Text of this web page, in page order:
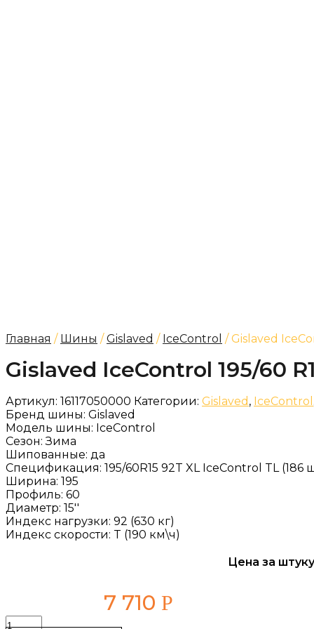
Главная / Шины /Gislaved / IceControl / Gislaved
Gislaved IceControl 195/60
Артикул: 16117050000 Категории: Gislaved , IceControl
Бренд шины: Gislaved
Модель шины: IceControl
Сезон:Зима
Шипованные: да
Спецификация: 195/60R15 92T XL IceControl TL (186
Ширина: 195
Профиль: 60
Диаметр: 15''
Индекс нагрузки: 92 (630 кг)
Индекс скорости: T (190 км\ч)
Цена за
7 710 Р
Количество